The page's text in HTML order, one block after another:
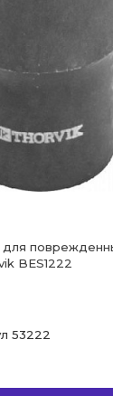
для
BES1222
53222